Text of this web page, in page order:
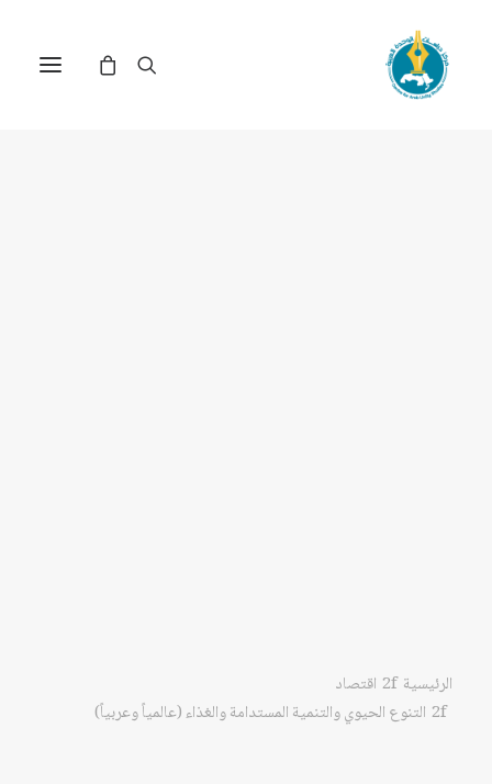
الرئيسية
اقتصاد
التنوع الحيوي والتنمية المستدامة والغذاء (عالمياً وعربياً)